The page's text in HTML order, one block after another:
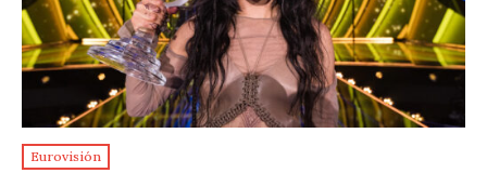
Eurovisión